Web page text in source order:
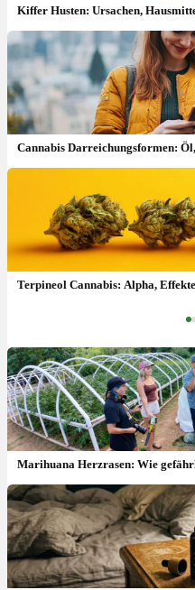
Kiffer Husten: Ursachen,
Cannabis Darreichungsformen:
Terpineol Cannabis: Alpha,
Terpene vs. Ätherische Öle:
Marihuana Herzrasen: Wie